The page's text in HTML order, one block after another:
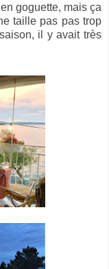
goguette, mais ça
taille pas pas trop
il y avait très